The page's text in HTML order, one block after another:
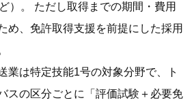
）。 ただし取得までの期間・費用
め、免許取得支援を前提にした採用
業は特定技能1号の対象分野で、ト
スの区分ごとに「評価試験＋必要免